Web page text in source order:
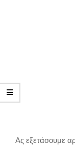
Ας εξετάσουμε